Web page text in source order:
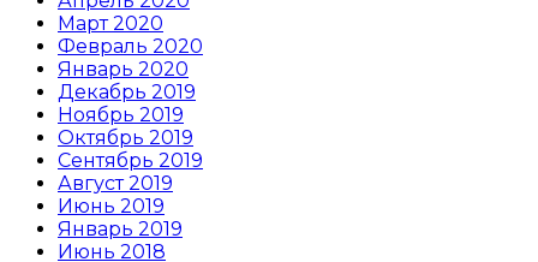
Март 2020
Февраль 2020
Январь 2020
Декабрь 2019
Ноябрь 2019
Октябрь 2019
Сентябрь 2019
Август 2019
Июнь 2019
Январь 2019
Июнь 2018